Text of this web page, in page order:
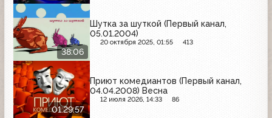
38:06
Шутка за шуткой (Первый канал,
05.01.2004)
20 октября 2025, 01:55 413
01:29:57
Приют комедиантов (Первый канал,
04.04.2008) Весна
12 июля 2026, 14:33 86